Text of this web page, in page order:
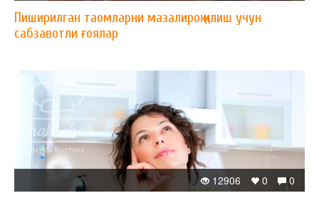
Пиширилган таомларни мазалироқ қилиш учун
сабзавотли ғоялар
0
0
12906